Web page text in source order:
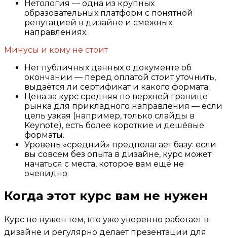
Нетология — одна из крупных
образовательных платформ с понятной
репутацией в дизайне и смежных
направлениях.
Минусы и кому не стоит
Нет публичных данных о документе об
окончании — перед оплатой стоит уточнить,
выдаётся ли сертификат и какого формата.
Цена за курс средняя по верхней границе
рынка для прикладного направления — если
цель узкая (например, только слайды в
Keynote), есть более короткие и дешёвые
форматы.
Уровень «средний» предполагает базу: если
вы совсем без опыта в дизайне, курс может
начаться с места, которое вам ещё не
очевидно.
Когда этот курс вам не нужен
Курс не нужен тем, кто уже уверенно работает в
дизайне и регулярно делает презентации для